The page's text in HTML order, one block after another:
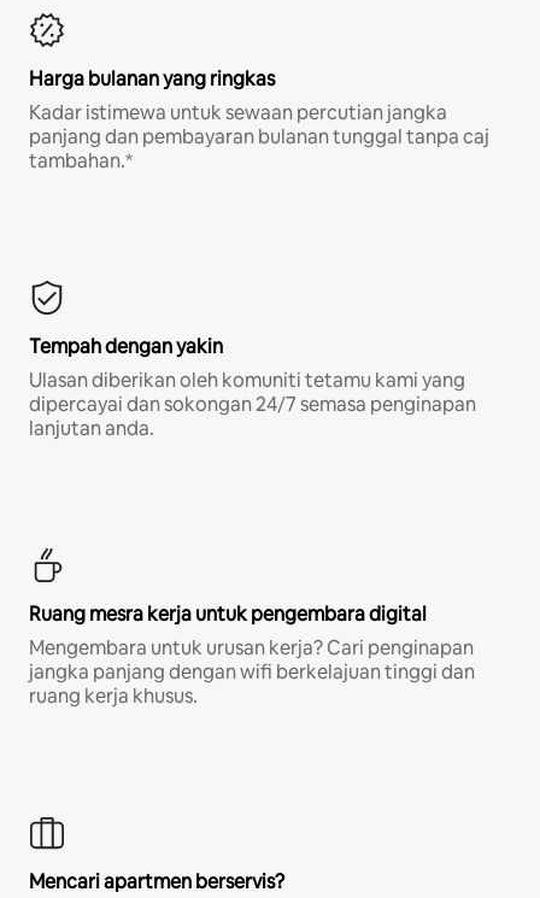
Harga bulanan yang ringkas
Kadar istimewa untuk sewaan percutian jangka
panjang dan pembayaran bulanan tunggal tanpa caj
tambahan.*
Tempah dengan yakin
Ulasan diberikan oleh komuniti tetamu kami yang
dipercayai dan sokongan 24/7 semasa penginapan
lanjutan anda.
Ruang mesra kerja untuk pengembara digital
Mengembara untuk urusan kerja? Cari penginapan
jangka panjang dengan wifi berkelajuan tinggi dan
ruang kerja khusus.
Mencari apartmen berservis?